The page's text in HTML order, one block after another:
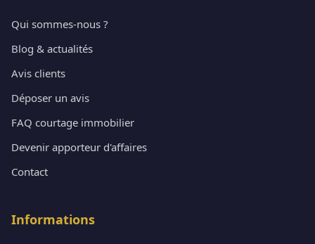
Qui sommes-nous ?
Blog & actualités
Avis clients
Déposer un avis
FAQ courtage immobilier
Devenir apporteur d'affaires
Contact
Informations